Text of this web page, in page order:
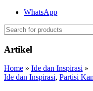
WhatsApp
Artikel
Home » Ide dan Inspirasi »
Ide dan Inspirasi, Partisi